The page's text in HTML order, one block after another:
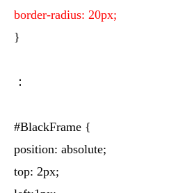
border-radius: 20px;
}
：
#BlackFrame {
position: absolute;
top: 2px;